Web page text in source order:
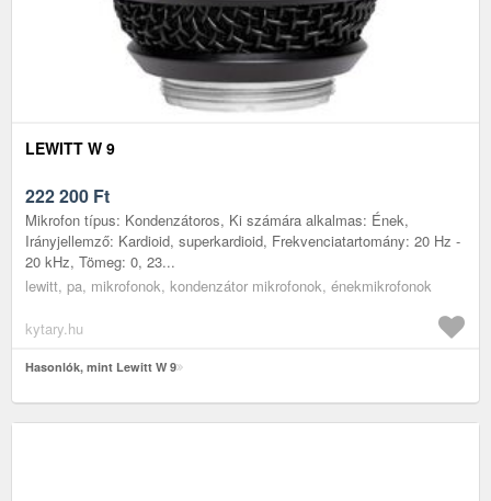
LEWITT W 9
222 200 Ft
Mikrofon típus: Kondenzátoros, Ki számára alkalmas: Ének,
Irányjellemző: Kardioid, superkardioid, Frekvenciatartomány: 20 Hz -
20 kHz, Tömeg: 0, 23...
lewitt, pa, mikrofonok, kondenzátor mikrofonok, énekmikrofonok
kytary.hu
Hasonlók, mint Lewitt W 9